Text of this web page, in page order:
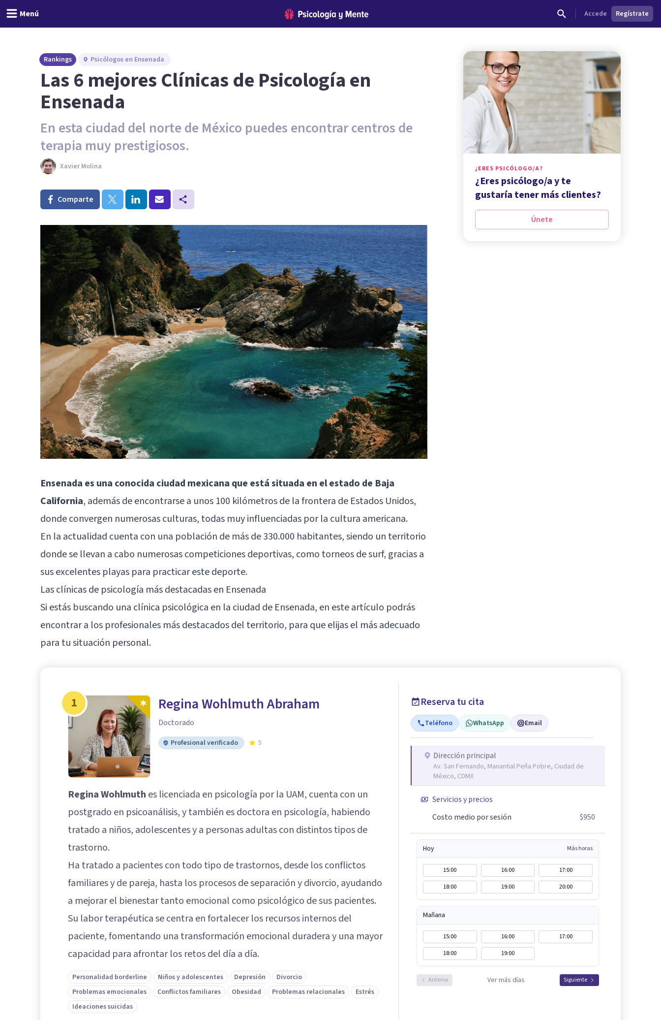
Menú Accede Regístrate
Rankings Psicólogos en Ensenada
Las 6 mejores Clínicas de Psicología en
Ensenada
En esta ciudad del norte de México puedes encontrar centros de
terapia muy prestigiosos.
Xavier Molina
Comparte
Ensenada es una conocida ciudad mexicana que está situada en el estado de Baja
California, además de encontrarse a unos 100 kilómetros de la frontera de Estados Unidos,
donde convergen numerosas culturas, todas muy influenciadas por la cultura americana.
En la actualidad cuenta con una población de más de 330.000 habitantes, siendo un territorio
donde se llevan a cabo numerosas competiciones deportivas, como torneos de surf, gracias a
sus excelentes playas para practicar este deporte.
Las clínicas de psicología más destacadas en Ensenada
Si estás buscando una clínica psicológica en la ciudad de Ensenada, en este artículo podrás
encontrar a los profesionales más destacados del territorio, para que elijas el más adecuado
para tu situación personal.
¿ERES PSICÓLOGO/A?
¿Eres psicólogo/a y te
gustaría tener más clientes?
Únete
1 Regina Wohlmuth Abraham
Doctorado
Profesional verificado 5
Regina Wohlmuth es licenciada en psicología por la UAM, cuenta con un
postgrado en psicoanálisis, y también es doctora en psicología, habiendo
tratado a niños, adolescentes y a personas adultas con distintos tipos de
trastorno.
Ha tratado a pacientes con todo tipo de trastornos, desde los conflictos
familiares y de pareja, hasta los procesos de separación y divorcio, ayudando
a mejorar el bienestar tanto emocional como psicológico de sus pacientes.
Su labor terapéutica se centra en fortalecer los recursos internos del
paciente, fomentando una transformación emocional duradera y una mayor
capacidad para afrontar los retos del día a día.
Personalidad borderline Niños y adolescentes Depresión
Divorcio
Problemas emocionales
Conflictos familiares Obesidad Problemas relacionales
Estrés
Ideaciones suicidas
Reserva tu cita
Teléfono WhatsApp Email
Dirección principal
Av. San Fernando, Manantial Peña Pobre, Ciudad de
México, CDMX
Servicios y precios
Costo medio por sesión
$950
Hoy Más horas
15:00 16:00
17:00
18:00
19:00 20:00
Mañana
15:00 16:00
17:00
18:00
19:00
Anterior Ver más días Siguiente